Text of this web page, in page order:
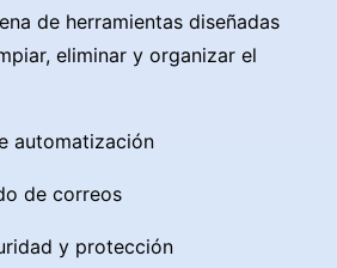
de herramientas diseñadas
eliminar y organizar el
automatización
de correos
y protección